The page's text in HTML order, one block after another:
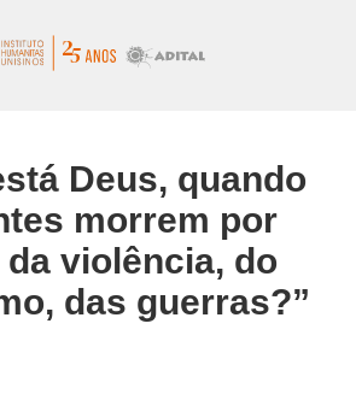
Deus, quando
morrem por
violência, do
das guerras?”